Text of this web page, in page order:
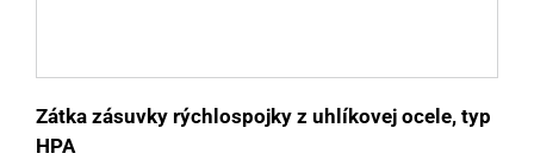
Zátka zásuvky rýchlospojky z uhlíkovej ocele, typ
HPA